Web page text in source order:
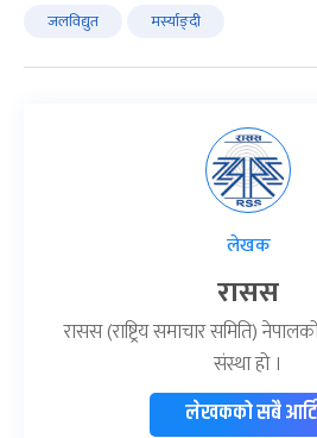
जलविद्युत मर्स्याङ्दी
लेखक
रासस
रासस (राष्ट्रिय समाचार समिति)
संस्था हो ।
लेखकको सबै